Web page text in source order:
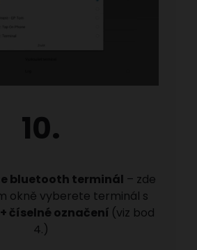
10.
bluetooth terminál – zde
okně vyberete terminál s
+ číselné označení (viz bod
4.)